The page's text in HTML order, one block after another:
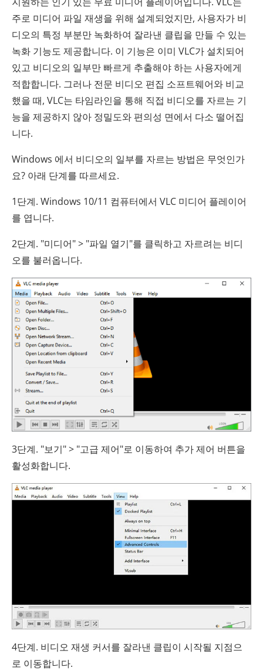
주로 미디어 파일 재생을 위해 설계되었지만, 사용자가 비
디오의 특정 부분만 녹화하여 잘라낸 클립을 만들 수 있는
녹화 기능도 제공합니다. 이 기능은 이미 VLC가 설치되어
있고 비디오의 일부만 빠르게 추출해야 하는 사용자에게
적합합니다. 그러나 전문 비디오 편집 소프트웨어와 비교
했을 때, VLC는 타임라인을 통해 직접 비디오를 자르는 기
능을 제공하지 않아 정밀도와 편의성 면에서 다소 떨어집
니다.
Windows 에서 비디오의 일부를 자르는 방법은 무엇인가
요? 아래 단계를 따르세요.
1단계. Windows 10/11 컴퓨터에서 VLC 미디어 플레이어
를 엽니다.
2단계. "미디어" > "파일 열기"를 클릭하고 자르려는 비디
오를 불러옵니다.
3단계. "보기" > "고급 제어"로 이동하여 추가 제어 버튼을
활성화합니다.
4단계. 비디오 재생 커서를 잘라낸 클립이 시작될 지점으
로 이동합니다.